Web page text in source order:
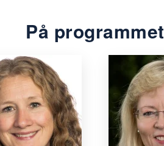
På programmet